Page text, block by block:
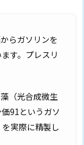
らガソリンを
す。プレスリ
（光合成微生
91というガソ
実際に精製し